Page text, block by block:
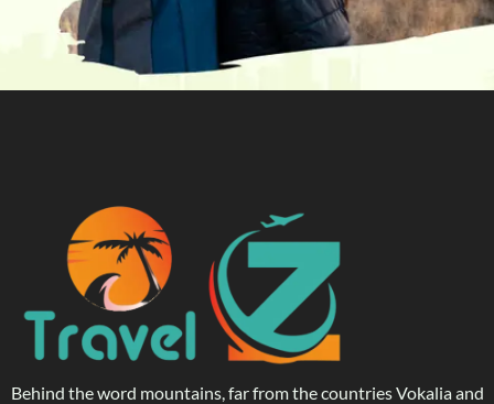
Behind the word mountains, far from the countries Vokalia and